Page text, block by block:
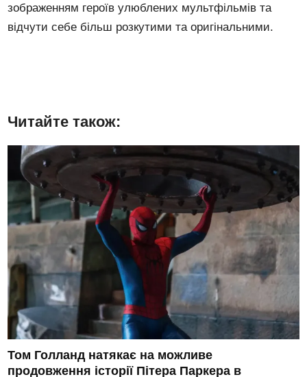
зображенням героїв улюблених мультфільмів та
відчути себе більш розкутими та оригінальними.
Читайте також:
Том Голланд натякає на можливе
продовження історії Пітера Паркера в